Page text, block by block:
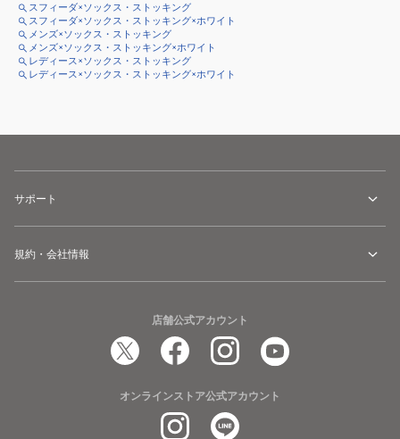
スフィーダ×ソックス・ストッキング
スフィーダ×ソックス・ストッキング×ホワイト
メンズ×ソックス・ストッキング
メンズ×ソックス・ストッキング×ホワイト
レディース×ソックス・ストッキング
レディース×ソックス・ストッキング×ホワイト
サポート
規約・会社情報
店舗公式アカウント
オンラインストア公式アカウント